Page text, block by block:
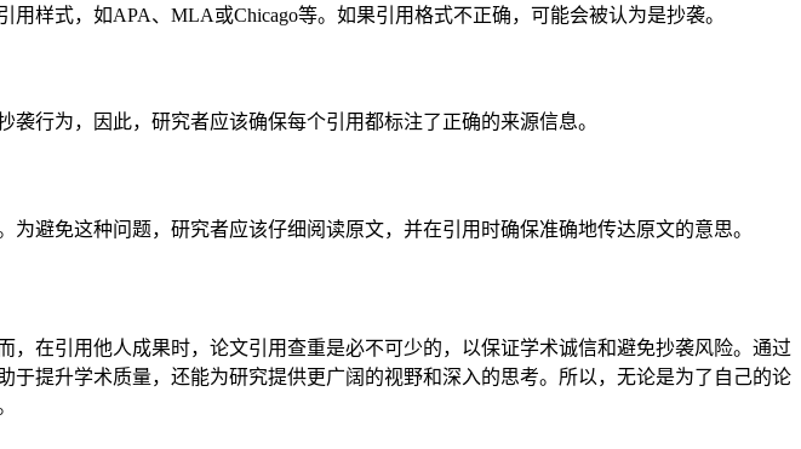
样式，如APA、MLA或Chicago等。如果引用格式不正确，可能会被认为是抄袭。
行为，因此，研究者应该确保每个引用都标注了正确的来源信息。
避免这种问题，研究者应该仔细阅读原文，并在引用时确保准确地传达原文的意思。
在引用他人成果时，论文引用查重是必不可少的，以保证学术诚信和避免抄袭风险。通过
提升学术质量，还能为研究提供更广阔的视野和深入的思考。所以，无论是为了自己的论